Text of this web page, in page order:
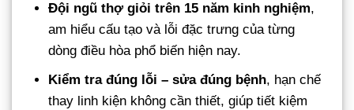
Đội ngũ thợ giỏi trên 15 năm kinh nghiệm,
am hiểu cấu tạo và lỗi đặc trưng của từng
dòng điều hòa phổ biến hiện nay.
Kiểm tra đúng lỗi – sửa đúng bệnh, hạn chế
thay linh kiện không cần thiết, giúp tiết kiệm